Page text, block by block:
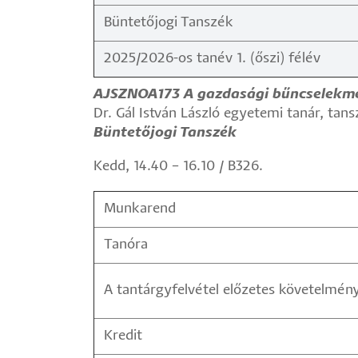
Büntetőjogi Tanszék
2025/2026-os tanév 1. (őszi) félév
AJSZNOA173 A gazdasági
Dr. Gál István László egyetemi tanár,
Büntetőjogi Tanszék
Kedd, 14.40 – 16.10 / B326.
Munkarend
Tanóra
A tantárgyfelvétel előzetes
Kredit